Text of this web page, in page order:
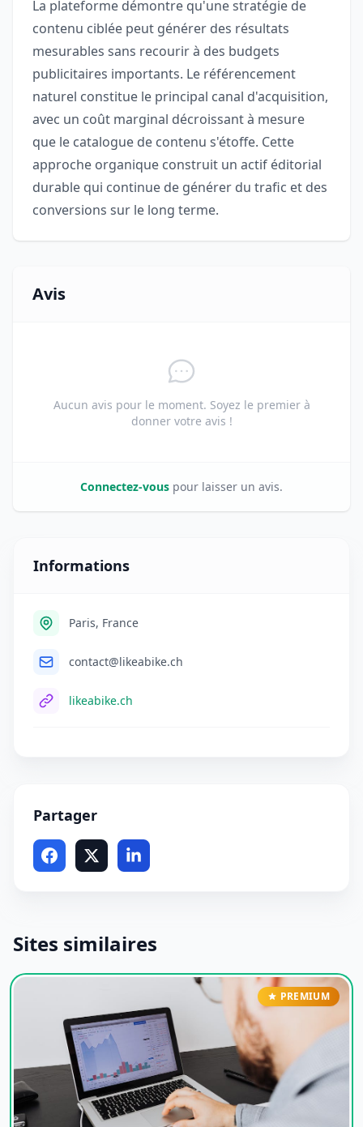
La plateforme démontre qu'une stratégie de
contenu ciblée peut générer des résultats
mesurables sans recourir à des budgets
publicitaires importants. Le référencement
naturel constitue le principal canal d'acquisition,
avec un coût marginal décroissant à mesure
que le catalogue de contenu s'étoffe. Cette
approche organique construit un actif éditorial
durable qui continue de générer du trafic et des
conversions sur le long terme.
Avis
Aucun avis pour le moment. Soyez le premier à
donner votre avis !
Connectez-vous pour laisser un avis.
Informations
Paris, France
contact@likeabike.ch
likeabike.ch
Partager
Sites similaires
PREMIUM